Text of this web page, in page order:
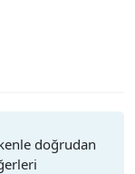
doğrudan